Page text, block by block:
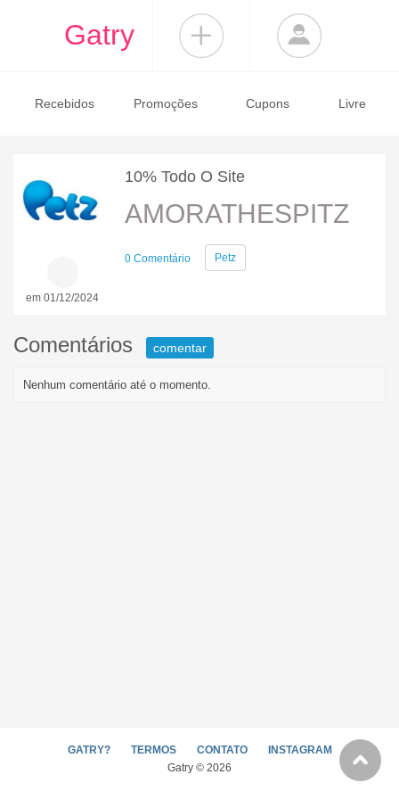
Gatry
Recebidos Promoções Cupons Livre
em 01/12/2024
10% Todo O Site
AMORATHESPITZ
0 Comentário Petz
Comentários comentar
Nenhum comentário até o momento.
GATRY? TERMOS CONTATO
INSTAGRAM
Gatry © 2026